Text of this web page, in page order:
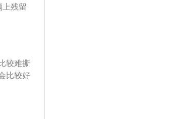
残留
的作
，防止
较难撕
比较好
专门的
是在车